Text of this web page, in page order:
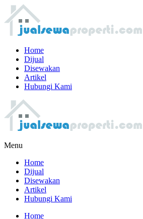
Home
Dijual
Disewakan
Artikel
Hubungi Kami
Menu
Home
Dijual
Disewakan
Artikel
Hubungi Kami
Home